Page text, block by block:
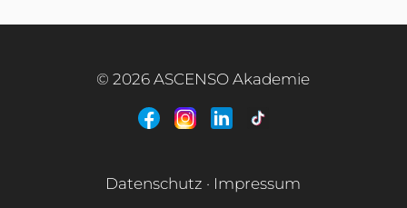
Infomaterial E-Mail
© 2026 ASCENSO Akademie
Datenschutz · Impressum